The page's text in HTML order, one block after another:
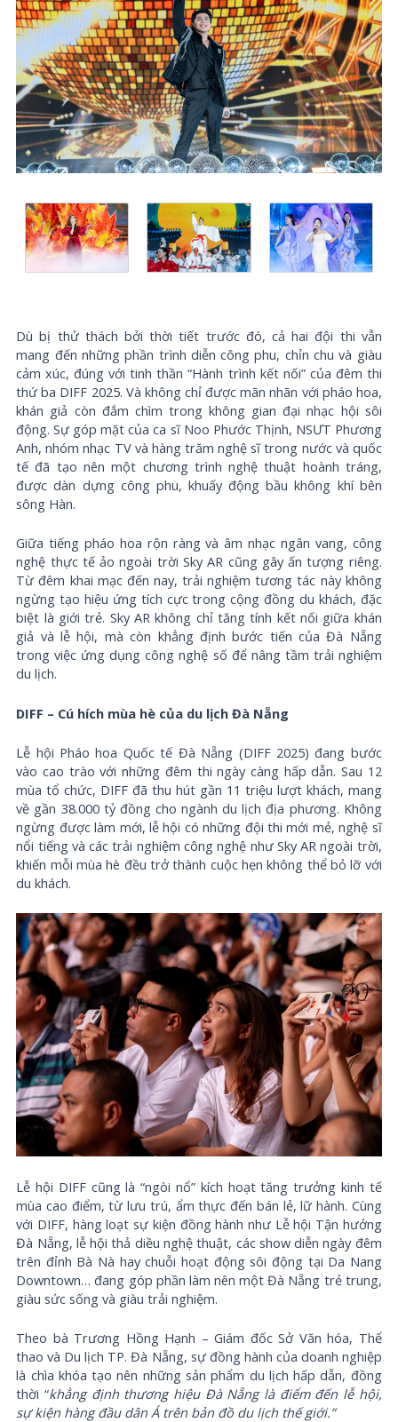
Dù bị thử thách bởi thời tiết trước đó, cả hai đội thi vẫn
mang đến những phần trình diễn công phu, chỉn chu và giàu
cảm xúc, đúng với tinh thần “Hành trình kết nối” của đêm thi
thứ ba DIFF 2025. Và không chỉ được mãn nhãn với pháo hoa,
khán giả còn đắm chìm trong không gian đại nhạc hội sôi
động. Sự góp mặt của ca sĩ Noo Phước Thịnh, NSƯT Phương
Anh, nhóm nhạc TV và hàng trăm nghệ sĩ trong nước và quốc
tế đã tạo nên một chương trình nghệ thuật hoành tráng,
được dàn dựng công phu, khuấy động bầu không khí bên
sông Hàn.
Giữa tiếng pháo hoa rộn ràng và âm nhạc ngân vang, công
nghệ thực tế ảo ngoài trời Sky AR cũng gây ấn tượng riêng.
Từ đêm khai mạc đến nay, trải nghiệm tương tác này không
ngừng tạo hiệu ứng tích cực trong cộng đồng du khách, đặc
biệt là giới trẻ. Sky AR không chỉ tăng tính kết nối giữa khán
giả và lễ hội, mà còn khẳng định bước tiến của Đà Nẵng
trong việc ứng dụng công nghệ số để nâng tầm trải nghiệm
du lịch.
DIFF – Cú hích mùa hè của du lịch Đà Nẵng
Lễ hội Pháo hoa Quốc tế Đà Nẵng (DIFF 2025) đang bước
vào cao trào với những đêm thi ngày càng hấp dẫn. Sau 12
mùa tổ chức, DIFF đã thu hút gần 11 triệu lượt khách, mang
về gần 38.000 tỷ đồng cho ngành du lịch địa phương. Không
ngừng được làm mới, lễ hội có những đội thi mới mẻ, nghệ sĩ
nổi tiếng và các trải nghiệm công nghệ như Sky AR ngoài trời,
khiến mỗi mùa hè đều trở thành cuộc hẹn không thể bỏ lỡ với
du khách.
Lễ hội DIFF cũng là “ngòi nổ” kích hoạt tăng trưởng kinh tế
mùa cao điểm, từ lưu trú, ẩm thực đến bán lẻ, lữ hành. Cùng
với DIFF, hàng loạt sự kiện đồng hành như Lễ hội Tận hưởng
Đà Nẵng, lễ hội thả diều nghệ thuật, các show diễn ngày đêm
trên đỉnh Bà Nà hay chuỗi hoạt động sôi động tại Da Nang
Downtown… đang góp phần làm nên một Đà Nẵng trẻ trung,
giàu sức sống và giàu trải nghiệm.
Theo bà Trương Hồng Hạnh – Giám đốc Sở Văn hóa, Thể
thao và Du lịch TP. Đà Nẵng, sự đồng hành của doanh nghiệp
là chìa khóa tạo nên những sản phẩm du lịch hấp dẫn, đồng
thời “khẳng định thương hiệu Đà Nẵng là điểm đến lễ hội,
sự kiện hàng đầu dân Á trên bản đồ du lịch thế giới.”